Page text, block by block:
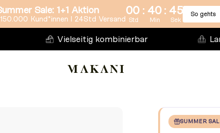
Sale: 1+1 Aktion
Kund*innen l 24Std Versand
00 : 40 : 44
Std Min Sek
So gehts
Vielseitig kombinierbar
SUMMER